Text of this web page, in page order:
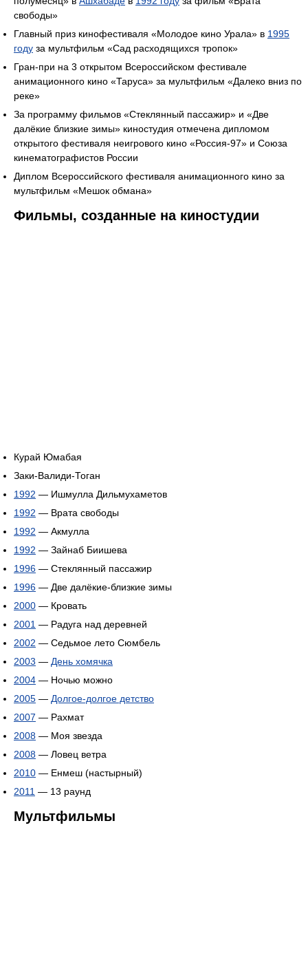
свободы»
Главный приз кинофестиваля «Молодое кино Урала» в 1995
году за мультфильм «Сад расходящихся тропок»
Гран-при на 3 открытом Всероссийском фестивале
анимационного кино «Таруса» за мультфильм «Далеко вниз по
реке»
За программу фильмов «Стеклянный пассажир» и «Две
далёкие близкие зимы» киностудия отмечена дипломом
открытого фестиваля неигрового кино «Россия-97» и Союза
кинематографистов России
Диплом Всероссийского фестиваля анимационного кино за
мультфильм «Мешок обмана»
Фильмы, созданные на киностудии
Курай Юмабая
Заки-Валиди-Тоган
1992 — Ишмулла Дильмухаметов
1992 — Врата свободы
1992 — Акмулла
1992 — Зайнаб Биишева
1996 — Стеклянный пассажир
1996 — Две далёкие-близкие зимы
2000 — Кровать
2001 — Радуга над деревней
2002 — Седьмое лето Сюмбель
2003 — День хомячка
2004 — Ночью можно
2005 — Долгое-долгое детство
2007 — Рахмат
2008 — Моя звезда
2008 — Ловец ветра
2010 — Енмеш (настырный)
2011 — 13 раунд
Мультфильмы